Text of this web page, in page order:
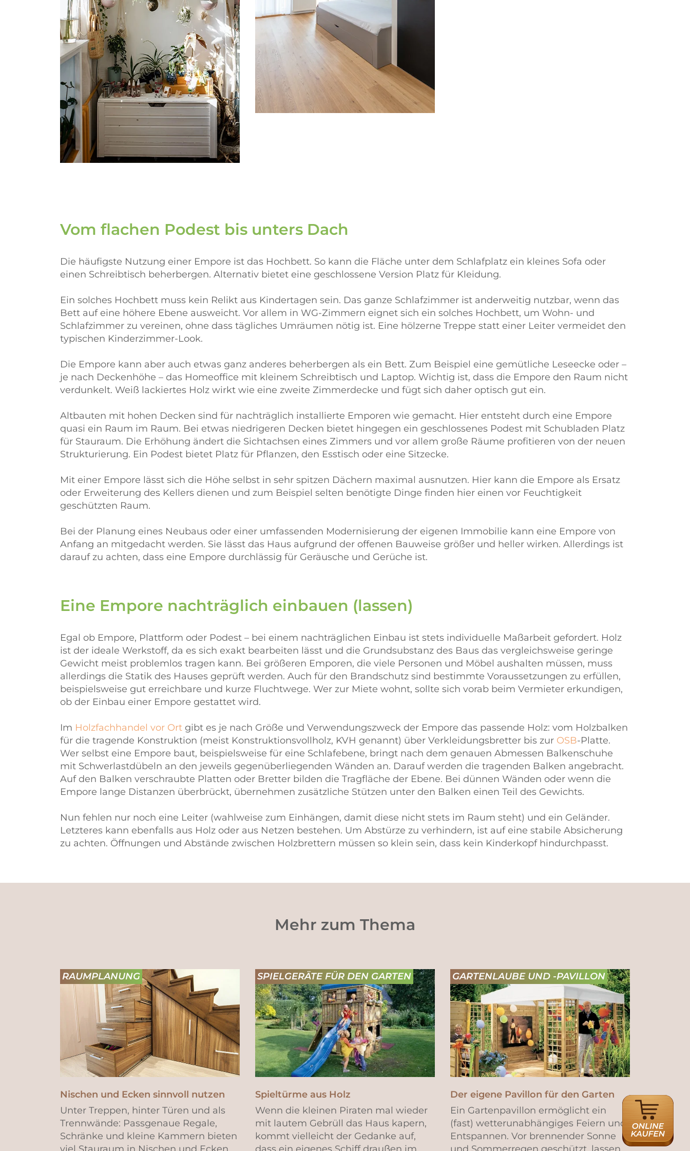
Vom flachen Podest bis unters Dach
Die häufigste Nutzung einer Empore ist das Hochbett. So kann die Fläche unter dem Schlafplatz ein kleines Sofa oder
einen Schreibtisch beherbergen. Alternativ bietet eine geschlossene Version Platz für Kleidung.
Ein solches Hochbett muss kein Relikt aus Kindertagen sein. Das ganze Schlafzimmer ist anderweitig nutzbar, wenn das
Bett auf eine höhere Ebene ausweicht. Vor allem in WG-Zimmern eignet sich ein solches Hochbett, um Wohn- und
Schlafzimmer zu vereinen, ohne dass tägliches Umräumen nötig ist. Eine hölzerne Treppe statt einer Leiter vermeidet den
typischen Kinderzimmer-Look.
Die Empore kann aber auch etwas ganz anderes beherbergen als ein Bett. Zum Beispiel eine gemütliche Leseecke oder –
je nach Deckenhöhe – das Homeoffice mit kleinem Schreibtisch und Laptop. Wichtig ist, dass die Empore den Raum nicht
verdunkelt. Weiß lackiertes Holz wirkt wie eine zweite Zimmerdecke und fügt sich daher optisch gut ein.
Altbauten mit hohen Decken sind für nachträglich installierte Emporen wie gemacht. Hier entsteht durch eine Empore
quasi ein Raum im Raum. Bei etwas niedrigeren Decken bietet hingegen ein geschlossenes Podest mit Schubladen Platz
für Stauraum. Die Erhöhung ändert die Sichtachsen eines Zimmers und vor allem große Räume profitieren von der neuen
Strukturierung. Ein Podest bietet Platz für Pflanzen, den Esstisch oder eine Sitzecke.
Mit einer Empore lässt sich die Höhe selbst in sehr spitzen Dächern maximal ausnutzen. Hier kann die Empore als Ersatz
oder Erweiterung des Kellers dienen und zum Beispiel selten benötigte Dinge finden hier einen vor Feuchtigkeit
geschützten Raum.
Bei der Planung eines Neubaus oder einer umfassenden Modernisierung der eigenen Immobilie kann eine Empore von
Anfang an mitgedacht werden. Sie lässt das Haus aufgrund der offenen Bauweise größer und heller wirken. Allerdings ist
darauf zu achten, dass eine Empore durchlässig für Geräusche und Gerüche ist.
Eine Empore nachträglich einbauen (lassen)
Egal ob Empore, Plattform oder Podest – bei einem nachträglichen Einbau ist stets individuelle Maßarbeit gefordert. Holz
ist der ideale Werkstoff, da es sich exakt bearbeiten lässt und die Grundsubstanz des Baus das vergleichsweise geringe
Gewicht meist problemlos tragen kann. Bei größeren Emporen, die viele Personen und Möbel aushalten müssen, muss
allerdings die Statik des Hauses geprüft werden. Auch für den Brandschutz sind bestimmte Voraussetzungen zu erfüllen,
beispielsweise gut erreichbare und kurze Fluchtwege. Wer zur Miete wohnt, sollte sich vorab beim Vermieter erkundigen,
ob der Einbau einer Empore gestattet wird.
Im Holzfachhandel vor Ort gibt es je nach Größe und Verwendungszweck der Empore das passende Holz: vom Holzbalken
für die tragende Konstruktion (meist Konstruktionsvollholz, KVH genannt) über Verkleidungsbretter bis zur OSB-Platte.
Wer selbst eine Empore baut, beispielsweise für eine Schlafebene, bringt nach dem genauen Abmessen Balkenschuhe
mit Schwerlastdübeln an den jeweils gegenüberliegenden Wänden an. Darauf werden die tragenden Balken angebracht.
Auf den Balken verschraubte Platten oder Bretter bilden die Tragfläche der Ebene. Bei dünnen Wänden oder wenn die
Empore lange Distanzen überbrückt, übernehmen zusätzliche Stützen unter den Balken einen Teil des Gewichts.
Nun fehlen nur noch eine Leiter (wahlweise zum Einhängen, damit diese nicht stets im Raum steht) und ein Geländer.
Letzteres kann ebenfalls aus Holz oder aus Netzen bestehen. Um Abstürze zu verhindern, ist auf eine stabile Absicherung
zu achten. Öffnungen und Abstände zwischen Holzbrettern müssen so klein sein, dass kein Kinderkopf hindurchpasst.
Mehr zum Thema
RAUMPLANUNG
Nischen und Ecken sinnvoll nutzen
Unter Treppen, hinter Türen und als
Trennwände: Passgenaue Regale,
Schränke und kleine Kammern bieten
SPIELGERÄTE FÜR DEN GARTEN
Spieltürme aus Holz
Wenn die kleinen Piraten mal wieder
mit lautem Gebrüll das Haus kapern,
kommt vielleicht der Gedanke auf,
GARTENLAUBE UND -PAVILLON
Der eigene Pavillon für den Garten
Ein Gartenpavillon ermöglicht ein
(fast) wetterunabhängiges Feiern und
Entspannen. Vor brennender Sonne
ONLINE